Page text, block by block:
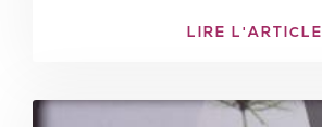
LIRE L'ARTICLE